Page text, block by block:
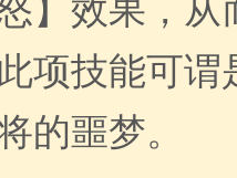
】效果，从
项技能可谓
的噩梦。